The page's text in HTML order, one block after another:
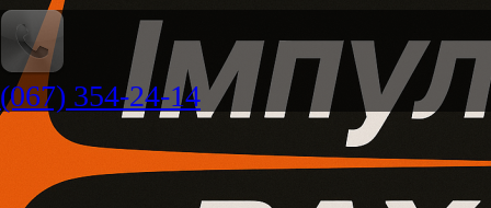
(067) 354-24-14